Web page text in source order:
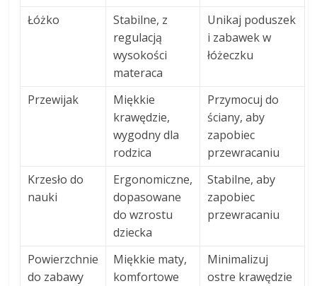
Łóżko
Stabilne, z
regulacją
wysokości
materaca
Unikaj poduszek
i zabawek w
łóżeczku
Przewijak
Miękkie
krawędzie,
wygodny dla
rodzica
Przymocuj do
ściany, aby
zapobiec
przewracaniu
Krzesło do
nauki
Ergonomiczne,
dopasowane
do wzrostu
dziecka
Stabilne, aby
zapobiec
przewracaniu
Powierzchnie
do zabawy
Miękkie maty,
komfortowe
Minimalizuj
ostre krawędzie